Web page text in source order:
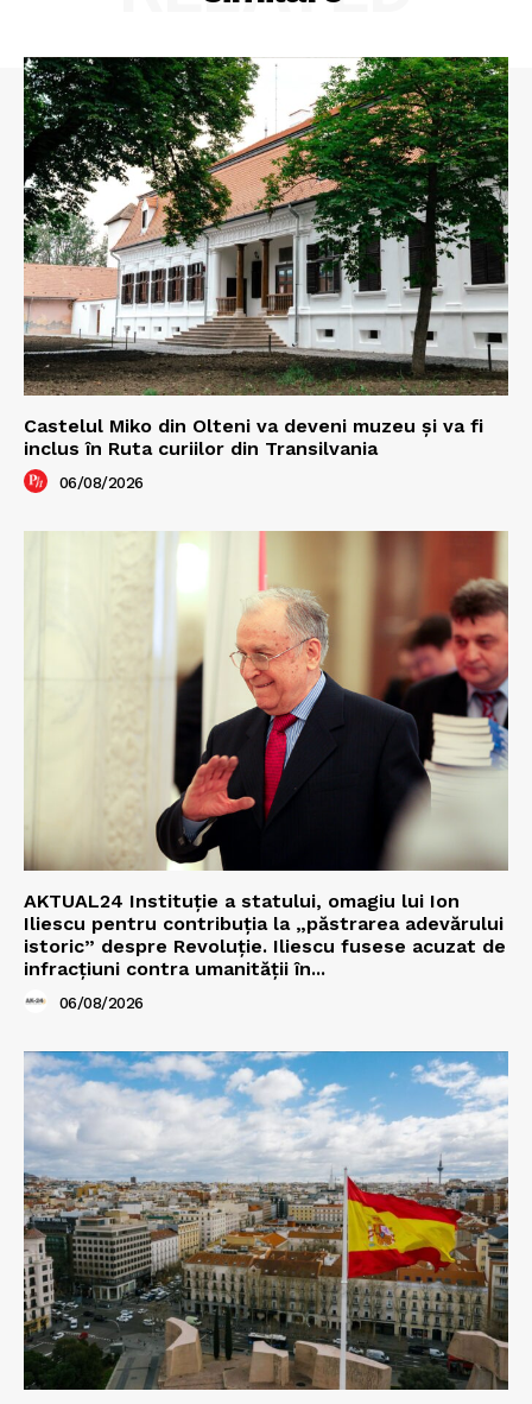
Castelul Miko din Olteni va deveni muzeu şi va fi
inclus în Ruta curiilor din Transilvania
06/08/2026
AKTUAL24 Instituție a statului, omagiu lui Ion
Iliescu pentru contribuția la „păstrarea adevărului
istoric” despre Revoluție. Iliescu fusese acuzat de
infracțiuni contra umanității în...
06/08/2026